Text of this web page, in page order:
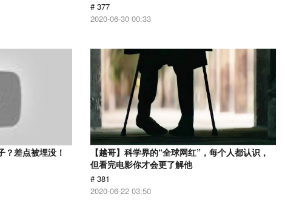
# 377
2020-06-30 00:33
？差点被埋没！
【越哥】科学界的“全球网红”，每个人都认识，
但看完电影你才会更了解他
# 381
2020-06-22 03:50